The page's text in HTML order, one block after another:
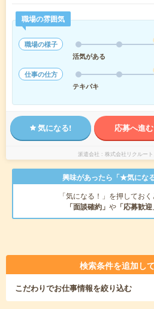
職場の雰囲気
職場の様子
活気がある
仕事の仕方
テキパキ
気になる! 応募へ進む
派遣会社 株式会社リクルー
興味があったら「★気にな
「気になる！」を押してお
「面談確約」 や 「応募歓迎
検索条件を追加し
こだわりでお仕事情報を絞り込む